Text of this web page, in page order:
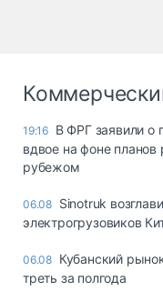
19:16 В ФРГ заявили о
вдвое на фоне планов
рубежом
06.08 Sinotruk
электрогрузовиков
06.08 Кубанский
треть за полгода